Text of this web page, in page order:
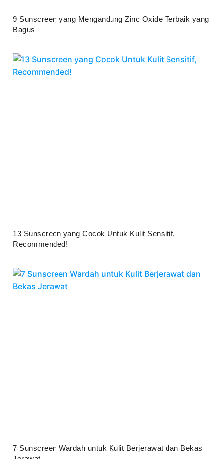
9 Sunscreen yang Mengandung Zinc Oxide Terbaik yang
Bagus
13 Sunscreen yang Cocok Untuk Kulit Sensitif,
Recommended!
7 Sunscreen Wardah untuk Kulit Berjerawat dan Bekas